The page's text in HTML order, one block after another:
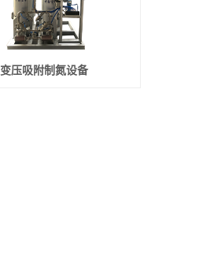
变压吸附制氮设备